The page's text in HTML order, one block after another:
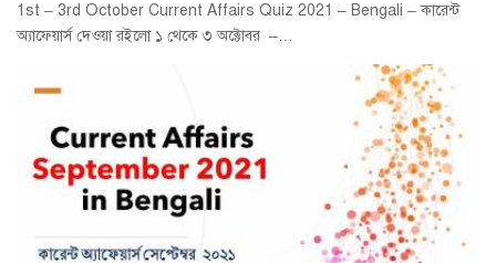
1st – 3rd October Current Affairs Quiz 2021 – Bengali – কারেন্ট
অ্যাফেয়ার্স দেওয়া রইলো ১ থেকে ৩ অক্টোবর –…